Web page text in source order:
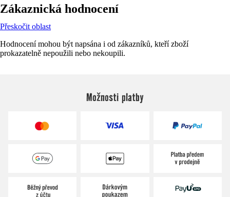
Zákaznická hodnocení
Přeskočit oblast
Hodnocení mohou být napsána i od zákazníků, kteří zboží
prokazatelně nepoužili nebo nekoupili.
Možnosti platby